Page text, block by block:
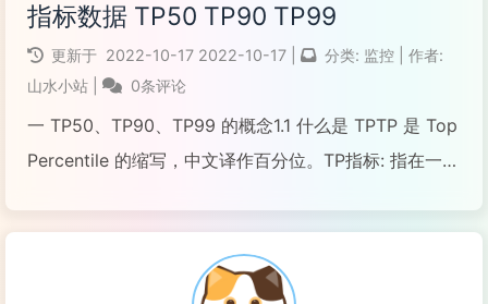
阅读全文...
指标数据 TP50 TP90 TP99
更新于 2022-10-17 2022-10-17 分类: 监控
作者:
山水小站
0条评论
一 TP50、TP90、TP99 的概念1.1 什么是 TPTP 是 Top
Percentile 的缩写，中文译作百分位。TP指标: 指在一个
些时间按从小到大的顺序进行排序,并取出结果为：总次